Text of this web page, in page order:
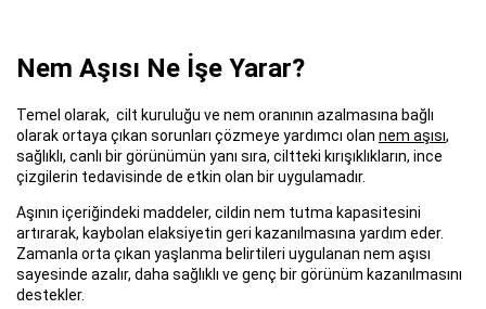
Nem Aşısı Ne İşe Yarar?
Temel olarak, cilt kuruluğu ve nem oranının azalmasına bağlı
olarak ortaya çıkan sorunları çözmeye yardımcı olan nem aşısı,
sağlıklı, canlı bir görünümün yanı sıra, ciltteki kırışıklıkların, ince
çizgilerin tedavisinde de etkin olan bir uygulamadır.
Aşının içeriğindeki maddeler, cildin nem tutma kapasitesini
artırarak, kaybolan elaksiyetin geri kazanılmasına yardım eder.
Zamanla orta çıkan yaşlanma belirtileri uygulanan nem aşısı
sayesinde azalır, daha sağlıklı ve genç bir görünüm kazanılmasını
destekler.